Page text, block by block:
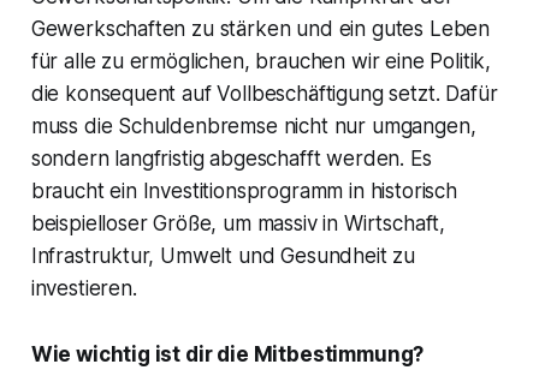
Gewerkschaften zu stärken und ein gutes Leben
für alle zu ermöglichen, brauchen wir eine Politik,
die konsequent auf Vollbeschäftigung setzt. Dafür
muss die Schuldenbremse nicht nur umgangen,
sondern langfristig abgeschafft werden. Es
braucht ein Investitionsprogramm in historisch
beispielloser Größe, um massiv in Wirtschaft,
Infrastruktur, Umwelt und Gesundheit zu
investieren.
Wie wichtig ist dir die Mitbestimmung?